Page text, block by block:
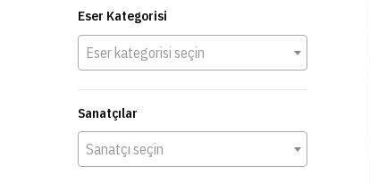
Eser Kategorisi
Eser kategorisi seçin
Sanatçılar
Sanatçı seçin